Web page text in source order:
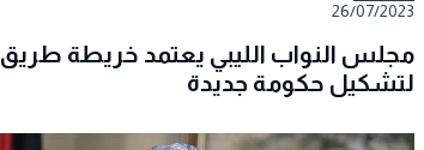
26/07/2023
مجلس النواب الليبي يعتمد خريطة طريق
لتشكيل حكومة جديدة